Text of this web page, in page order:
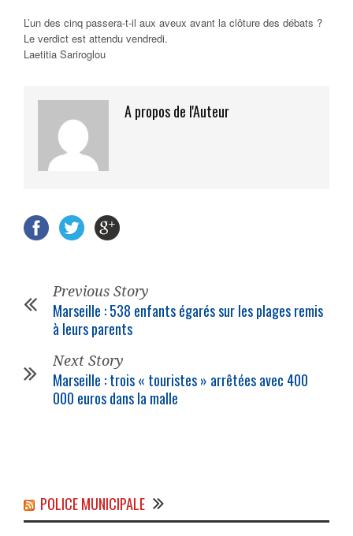
L’un des cinq passera-t-il aux aveux avant la clôture des débats ?
Le verdict est attendu vendredi.
Laetitia Sariroglou
A propos de l'Auteur
Previous Story
Marseille : 538 enfants égarés sur les plages remis
à leurs parents
Next Story
Marseille : trois « touristes » arrêtées avec 400
000 euros dans la malle
POLICE MUNICIPALE